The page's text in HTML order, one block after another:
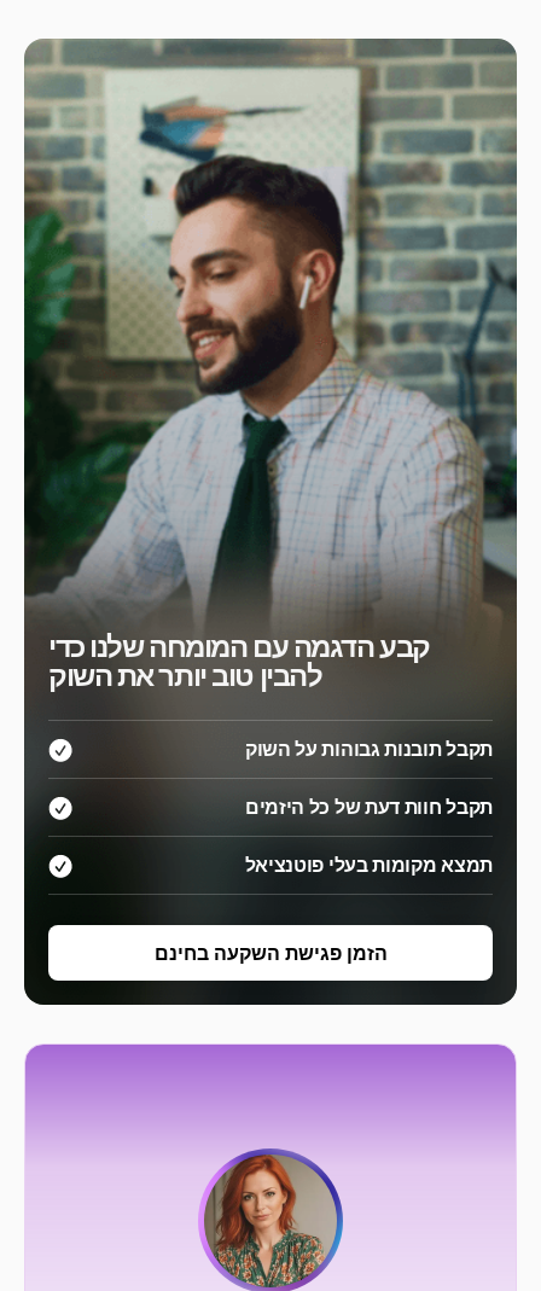
קבע הדגמה עם המומחה שלנו כדי
להבין טוב יותר את השוק
תקבל תובנות גבוהות על השוק
תקבל חוות דעת של כל היזמים
תמצא מקומות בעלי פוטנציאל
הזמן פגישת השקעה בחינם